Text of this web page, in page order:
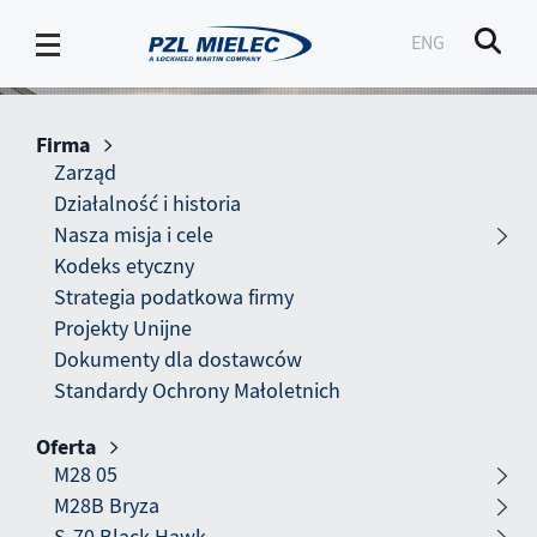
Kontakt
Mielec
Firma
Pokaż submenu
Zarząd
Działalność i historia
Nasza misja i cele
Kodeks etyczny
Strategia podatkowa firmy
Projekty Unijne
Dokumenty dla dostawców
Standardy Ochrony Małoletnich
Oferta
Pokaż submenu
M28 05
M28B Bryza
ENG
Kontakt
Strona główna